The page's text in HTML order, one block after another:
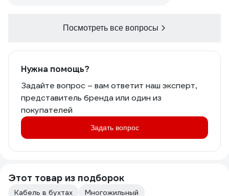
Посмотреть все вопросы
Нужна помощь?
Задайте вопрос – вам ответит наш эксперт,
представитель бренда или один из
покупателей
Задать вопрос
Этот товар из подборок
Кабель в бухтах
Многожильный